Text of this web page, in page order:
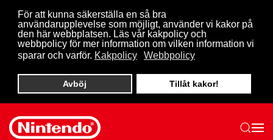
För att kunna säkerställa en så bra
användarupplevelse som möjligt, använder vi kakor på
den här webbplatsen. Läs vår kakpolicy och
webbpolicy för mer information om vilken information vi
sparar och varför. Kakpolicy Webbpolicy
Avböj Tillåt kakor!
Skip to main content